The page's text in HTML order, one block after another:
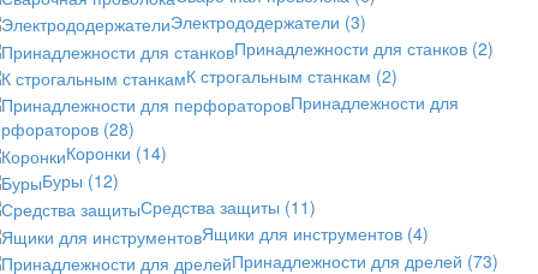
Электрододержатели (3)
Принадлежности для станков (2)
К строгальным станкам (2)
Принадлежности для
(28)
Коронки (14)
Буры (12)
Средства защиты (11)
Ящики для инструментов (4)
Принадлежности для дрелей (73)